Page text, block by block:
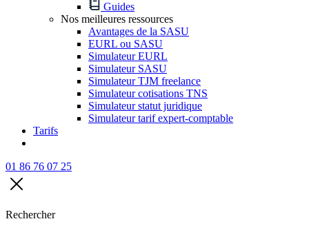
Guides
Nos meilleures ressources
Avantages de la SASU
EURL ou SASU
Simulateur EURL
Simulateur SASU
Simulateur TJM freelance
Simulateur cotisations TNS
Simulateur statut juridique
Simulateur tarif expert-comptable
Tarifs
01 86 76 07 25
Rechercher